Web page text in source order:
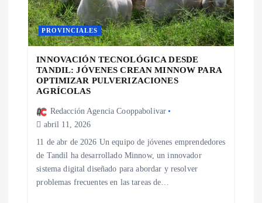
n
PROVINCIALES
INNOVACIÓN TECNOLÓGICA DESDE
TANDIL: JÓVENES CREAN MINNOW PARA
OPTIMIZAR PULVERIZACIONES
AGRÍCOLAS
Redacción Agencia Cooppabolivar
abril 11, 2026
11 de abr de 2026 Un equipo de jóvenes emprendedores
de Tandil ha desarrollado Minnow, un innovador
sistema digital diseñado para abordar y resolver
problemas frecuentes en las tareas de…